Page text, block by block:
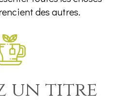
des autres.
un titre